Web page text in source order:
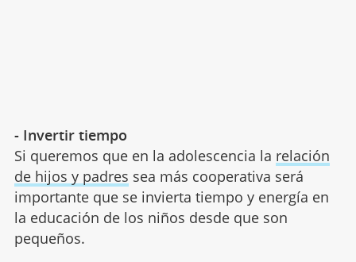
- Invertir tiempo
Si queremos que en la adolescencia la relación
de hijos y padres sea más cooperativa será
importante que se invierta tiempo y energía en
la educación de los niños desde que son
pequeños.